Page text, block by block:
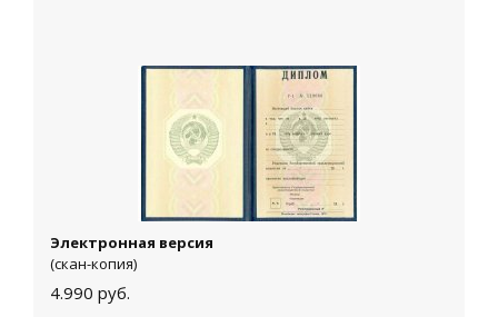
Электронная версия
(скан-копия)
4.990 руб.